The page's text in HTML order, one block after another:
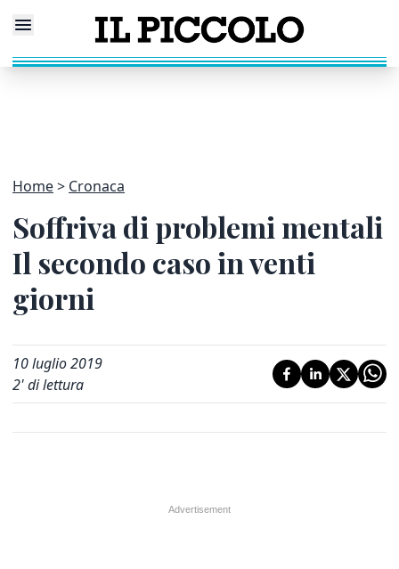
Home Cronaca
Soffriva di problemi mentali
Il secondo caso in venti
giorni
10 luglio 2019
2' di lettura